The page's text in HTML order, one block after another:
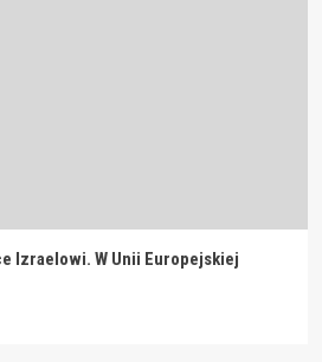
Izraelowi. W Unii Europejskiej